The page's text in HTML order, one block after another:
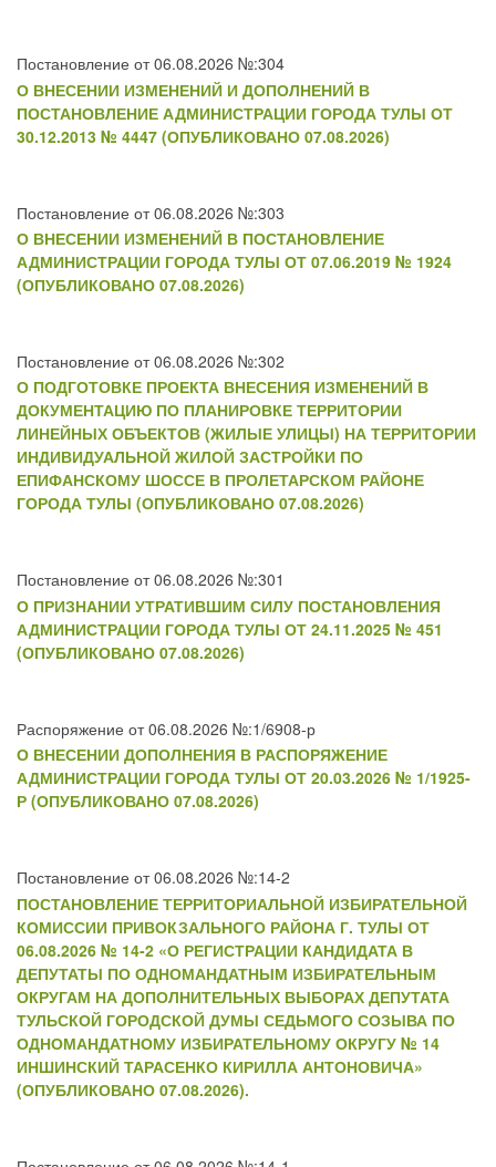
Постановление от 06.08.2026 №:304
О ВНЕСЕНИИ ИЗМЕНЕНИЙ И ДОПОЛНЕНИЙ В
ПОСТАНОВЛЕНИЕ АДМИНИСТРАЦИИ ГОРОДА ТУЛЫ ОТ
30.12.2013 № 4447 (ОПУБЛИКОВАНО 07.08.2026)
Постановление от 06.08.2026 №:303
О ВНЕСЕНИИ ИЗМЕНЕНИЙ В ПОСТАНОВЛЕНИЕ
АДМИНИСТРАЦИИ ГОРОДА ТУЛЫ ОТ 07.06.2019 № 1924
(ОПУБЛИКОВАНО 07.08.2026)
Постановление от 06.08.2026 №:302
О ПОДГОТОВКЕ ПРОЕКТА ВНЕСЕНИЯ ИЗМЕНЕНИЙ В
ДОКУМЕНТАЦИЮ ПО ПЛАНИРОВКЕ ТЕРРИТОРИИ
ЛИНЕЙНЫХ ОБЪЕКТОВ (ЖИЛЫЕ УЛИЦЫ) НА ТЕРРИТОРИИ
ИНДИВИДУАЛЬНОЙ ЖИЛОЙ ЗАСТРОЙКИ ПО
ЕПИФАНСКОМУ ШОССЕ В ПРОЛЕТАРСКОМ РАЙОНЕ
ГОРОДА ТУЛЫ (ОПУБЛИКОВАНО 07.08.2026)
Постановление от 06.08.2026 №:301
О ПРИЗНАНИИ УТРАТИВШИМ СИЛУ ПОСТАНОВЛЕНИЯ
АДМИНИСТРАЦИИ ГОРОДА ТУЛЫ ОТ 24.11.2025 № 451
(ОПУБЛИКОВАНО 07.08.2026)
Распоряжение от 06.08.2026 №:1/6908-р
О ВНЕСЕНИИ ДОПОЛНЕНИЯ В РАСПОРЯЖЕНИЕ
АДМИНИСТРАЦИИ ГОРОДА ТУЛЫ ОТ 20.03.2026 № 1/1925-
Р (ОПУБЛИКОВАНО 07.08.2026)
Постановление от 06.08.2026 №:14-2
ПОСТАНОВЛЕНИЕ ТЕРРИТОРИАЛЬНОЙ ИЗБИРАТЕЛЬНОЙ
КОМИССИИ ПРИВОКЗАЛЬНОГО РАЙОНА Г. ТУЛЫ ОТ
06.08.2026 № 14-2 «О РЕГИСТРАЦИИ КАНДИДАТА В
ДЕПУТАТЫ ПО ОДНОМАНДАТНЫМ ИЗБИРАТЕЛЬНЫМ
ОКРУГАМ НА ДОПОЛНИТЕЛЬНЫХ ВЫБОРАХ ДЕПУТАТА
ТУЛЬСКОЙ ГОРОДСКОЙ ДУМЫ СЕДЬМОГО СОЗЫВА ПО
ОДНОМАНДАТНОМУ ИЗБИРАТЕЛЬНОМУ ОКРУГУ № 14
ИНШИНСКИЙ ТАРАСЕНКО КИРИЛЛА АНТОНОВИЧА»
(ОПУБЛИКОВАНО 07.08.2026).